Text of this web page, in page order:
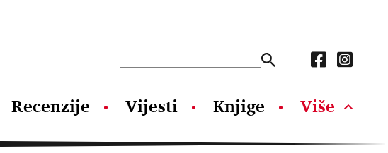
Recenzije Vijesti Knjige Više